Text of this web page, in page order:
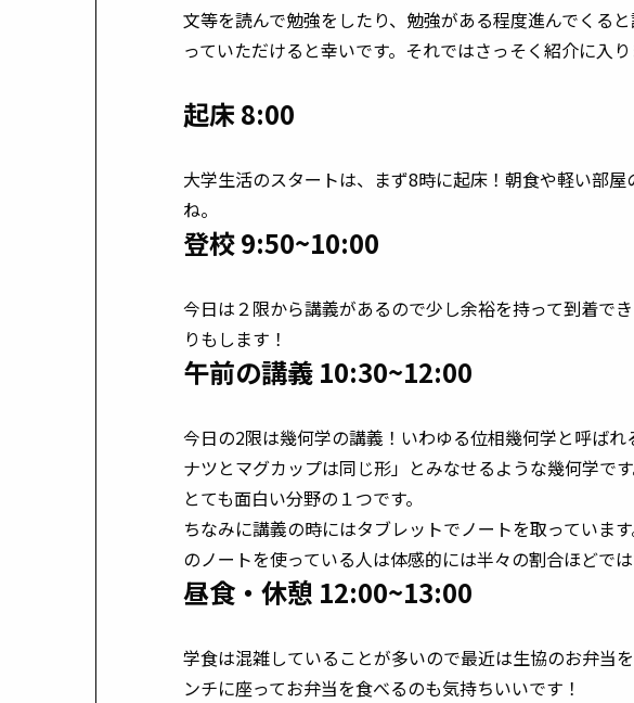
文等を読んで勉強をしたり、勉強がある程度進んでくる
っていただけると幸いです。それではさっそく紹介に入り
起床 8:00
大学生活のスタートは、まず8時に起床！朝食や軽い部
ね。
登校 9:50~10:00
今日は２限から講義があるので少し余裕を持って到着で
りもします！
午前の講義 10:30~12:00
今日の2限は幾何学の講義！いわゆる位相幾何学と呼ば
ナツとマグカップは同じ形」とみなせるような幾何学で
とても面白い分野の１つです。
ちなみに講義の時にはタブレットでノートを取っていま
のノートを使っている人は体感的には半々の割合ほどでは
昼食・休憩 12:00~13:00
学食は混雑していることが多いので最近は生協のお弁当
ンチに座ってお弁当を食べるのも気持ちいいです！